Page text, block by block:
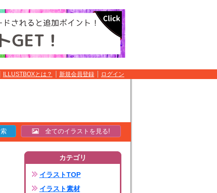
ILLUSTBOXとは？ 新規会員登録 ログイン
全てのイラストを見る!
カテゴリ
イラストTOP
イラスト素材